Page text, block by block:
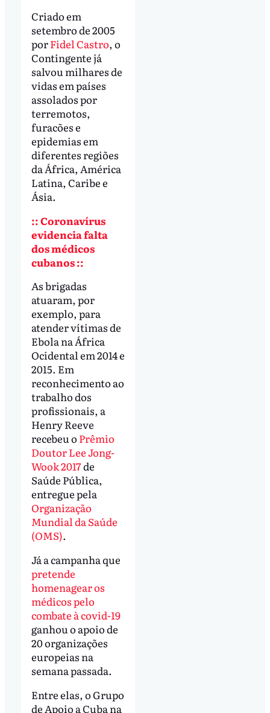
Criado em
setembro de 2005
porFidel Castro, o
Contingente já
salvou milhares de
vidas em países
assolados por
terremotos,
furacões e
epidemias em
diferentes regiões
da África, América
Latina, Caribe e
Ásia.
:: Coronavírus
evidencia falta
dos médicos
cubanos ::
As brigadas
atuaram, por
exemplo, para
atender vítimas de
Ebola na África
Ocidental em 2014 e
2015. Em
reconhecimento ao
trabalho dos
profissionais, a
Henry Reeve
recebeu o Prêmio
Doutor Lee Jong-
Wook 2017de
Saúde Pública,
entregue pela
Organização
Mundial da Saúde
(OMS).
Já a campanha que
pretende
homenagear os
médicos pelo
combate à covid-19
ganhou o apoio de
20 organizações
europeias na
semana passada.
Entre elas, o Grupo
de Apoio a Cuba na